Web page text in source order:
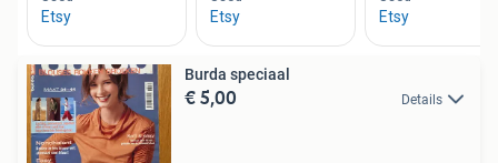
Burda speciaal
€ 5,00 Details